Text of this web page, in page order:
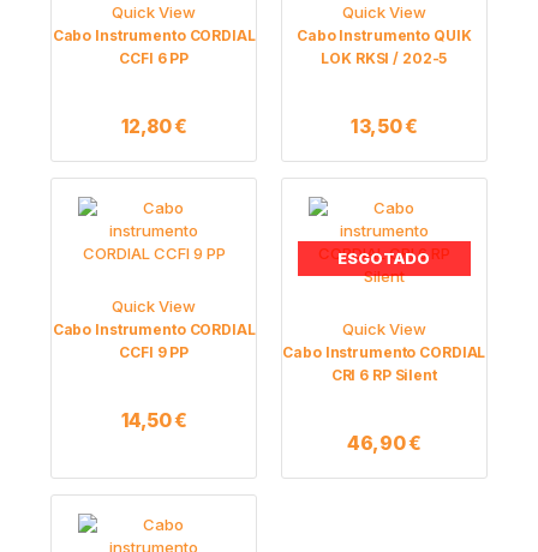
Quick View
Cabo Instrumento CORDIAL
CCFI 6 PP
12,80€
Quick View
Cabo Instrumento QUIK
LOK RKSI / 202-5
13,50€
Quick View
Cabo Instrumento CORDIAL
CCFI 9 PP
14,50€
ESGOTADO
Quick View
Cabo Instrumento CORDIAL
CRI 6 RP Silent
46,90€